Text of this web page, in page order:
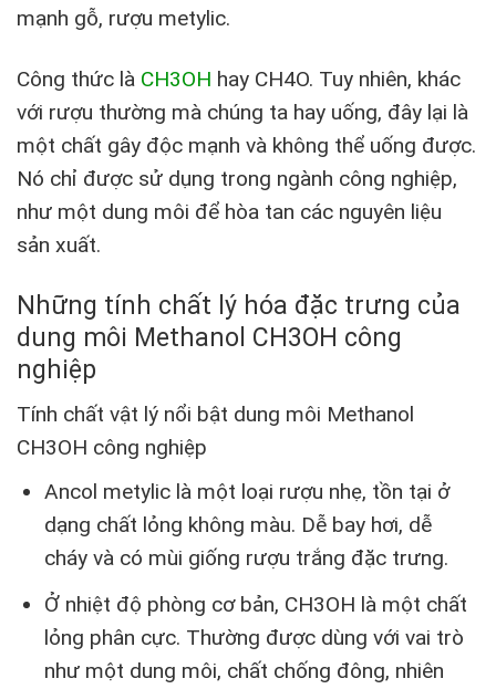
mạnh gỗ, rượu metylic.
Công thức là CH3OH hay CH4O. Tuy nhiên, khác
với rượu thường mà chúng ta hay uống, đây lại là
một chất gây độc mạnh và không thể uống được.
Nó chỉ được sử dụng trong ngành công nghiệp,
như một dung môi để hòa tan các nguyên liệu
sản xuất.
Những tính chất lý hóa đặc trưng của
dung môi Methanol CH3OH công
nghiệp
Tính chất vật lý nổi bật dung môi Methanol
CH3OH công nghiệp
Ancol metylic là một loại rượu nhẹ, tồn tại ở
dạng chất lỏng không màu. Dễ bay hơi, dễ
cháy và có mùi giống rượu trắng đặc trưng.
Ở nhiệt độ phòng cơ bản, CH3OH là một chất
lỏng phân cực. Thường được dùng với vai trò
như một dung môi, chất chống đông, nhiên